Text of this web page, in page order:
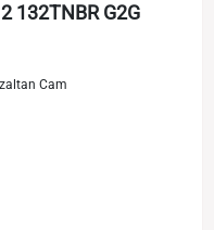
132TNBR G2G
Cam